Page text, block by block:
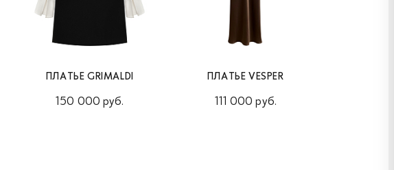
ПЛАТЬЕ GRIMALDI
150 000 руб.
ПЛАТЬЕ VESPER
111 000 руб.